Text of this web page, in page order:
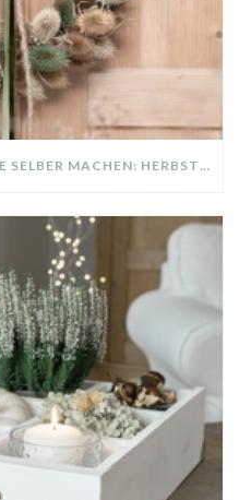
KRANZ AUS WILDEN KARDE SELBER MACHEN: HERBSTDEKO GANZ EINFACH